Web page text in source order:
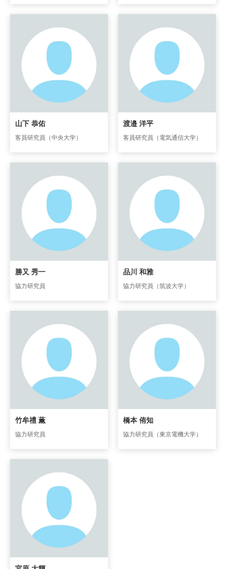
山下 恭佑
客員研究員（中央大学）
渡邉 洋平
客員研究員（電気通信大学）
勝又 秀一
協力研究員
品川 和雅
協力研究員（筑波大学）
竹牟禮 薫
協力研究員
橋本 侑知
協力研究員（東京電機大学）